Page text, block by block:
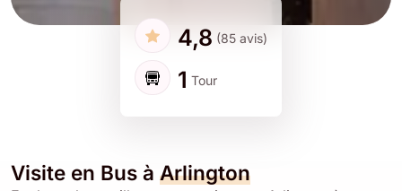
4,8 (85 avis)
1 Tour
Visite en Bus à Arlington